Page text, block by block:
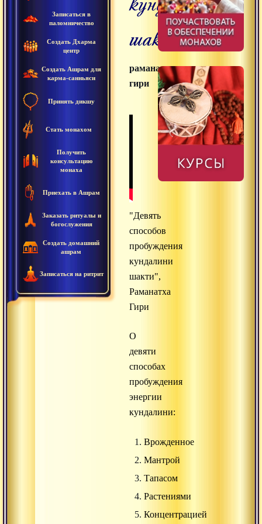
Записаться в
паломничество
Создать Дхарма
центр
Создать Ашрам для
карма-санньяси
Принять дикшу
Стать монахом
Получить
консультацию
монаха
Приехать в Ашрам
Заказать ритуалы и
богослужения
Создать домашний
ашрам
Записаться на ритрит
шакти
раманатха
гири
"Девять
способов
пробуждения
кундалини
шакти",
Раманатха
Гири
О
девяти
способах
пробуждения
энергии
кундалини:
Врожденное
Мантрой
Тапасом
Растениями
Концентрацией